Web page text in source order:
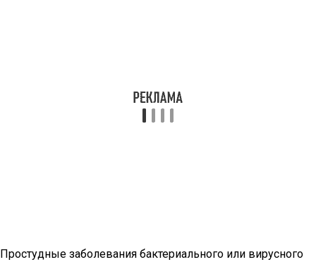
Простудные заболевания бактериального или вирусного